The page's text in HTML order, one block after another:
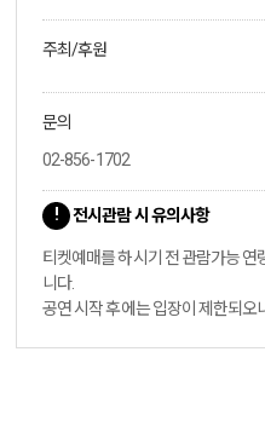
주최/후원
문의
02-856-1702
전시관람 시 유의사항
티켓예매를 하시기 전 관람가능 연
니다.
공연 시작 후에는 입장이 제한되오